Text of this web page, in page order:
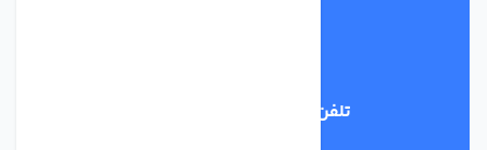
تلفن پشتیبانی